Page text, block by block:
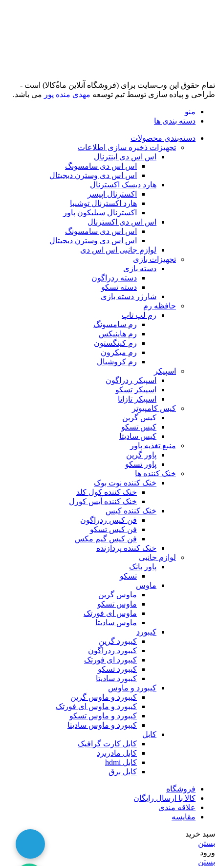
تمام حقوق اين وب‌سايت برای (فروشگاه آنلاین ماه‌‌‌‌‌‌ُکالا) است -
طراحی و پیاده سازی توسط تیم توسعه مهدی منده پور می باشد.
منو
دسته بندی ها
دسته‌بندی محصولات
تجهیزات ذخیره سازی اطلاعات
اس اس دی اینترنال
اس اس دی سامسونگ
اس اس دی وسترن دیجیتال
هارد دیسک اکسترنال
اکسترنال اپیسر
هارد اکسترنال توشیبا
اکسترنال سیلیکون پاور
اس اس دی اکسترنال
اس اس دی سامسونگ
اس اس دی وسترن دیجیتال
لوازم جانبی اس اس دی
تجهیزات بازی
دسته بازی
دسته ردراگون
دسته تسکو
شارژر دسته بازی
حافظه رم
رم لپ تاپ
رم سامسونگ
رم هاینیکس
رم کینگستون
رم میکرون
رم کروشیال
اسپیکر
اسپیکر ردراگون
اسپیکر تسکو
اسپیکر تازاتا
کیس کامپیوتر
کیس گرین
کیس تسکو
کیس سادیتا
منبع تغذیه‌ پاور
پاور گرین
پاور تسکو
خنک کننده ها
خنک کننده نوت بوک
خنک کننده کول کلد
خنک کننده آیس کورل
خنک کننده کیس
فن کیس ردراگون
فن کیس تسکو
فن کیس گیم مکس
خنک کننده پردازنده
لوازم جانبی
پاور بانک
تسکو
ماوس
ماوس گرین
ماوس تسکو
ماوس ای فورتک
ماوس سادیتا
کیبورد
کیبورد گرین
کیبورد ردراگون
کیبورد ای فورتک
کیبورد تسکو
کیبورد سادیتا
کیبورد و ماوس
کیبورد و ماوس گرین
کیبورد و ماوس ای فورتک
کیبورد و ماوس تسکو
کیبورد و ماوس سادیتا
کابل
کابل کارت گرافیک
کابل مادربرد
کابل hdmi
کابل برق
فروشگاه
کالا با ارسال رایگان
علاقه مندی
مقایسه
سبد خرید
بستن
ورود
بستن